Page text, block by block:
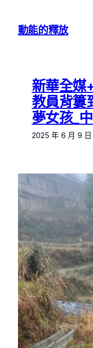
動能的釋放
新華全媒
教員背簍
夢女孩_
2025 年 6 月 9 日